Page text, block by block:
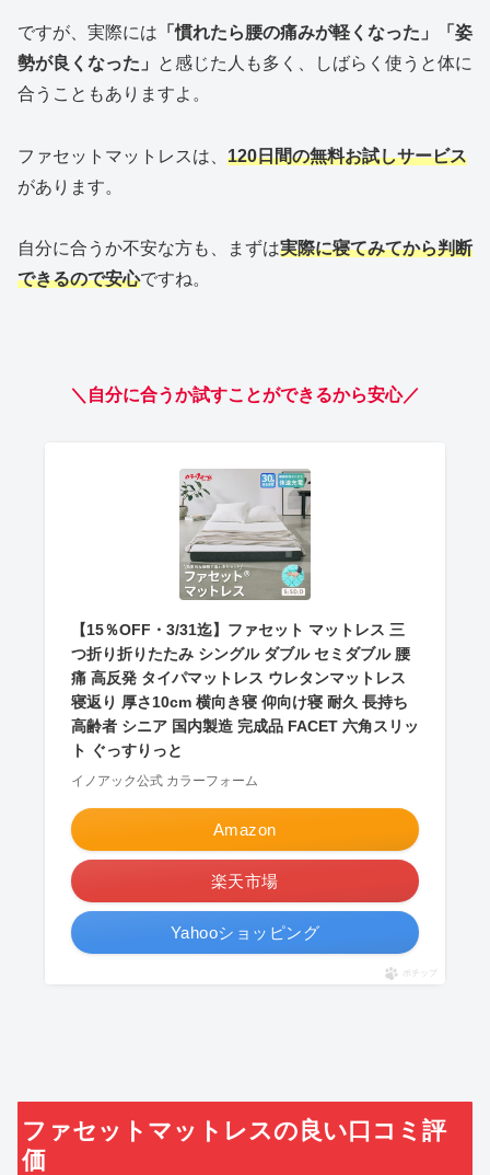
ですが、実際には 「慣れたら腰の痛みが軽くなった」「姿
勢が良くなった」
と感じた人も多く、しばらく使うと体に
合うこともありますよ。
ファセットマットレスは、 120日間の無料お試しサービス
があります。
自分に合うか不安な方も、まずは実際に寝てみてから判断
できるので安心ですね。
＼自分に合うか試すことができるから安心／
【15％OFF・3/31迄】ファセット マットレス 三
つ折り折りたたみ シングル ダブル セミダブル 腰
痛 高反発 タイパマットレス ウレタンマットレス
寝返り 厚さ10cm 横向き寝 仰向け寝 耐久 長持ち
高齢者 シニア 国内製造 完成品 FACET 六角スリッ
ト ぐっすりっと
イノアック公式 カラーフォーム
Amazon
楽天市場
Yahooショッピング
ポチップ
ファセットマットレスの良い口コミ評
価